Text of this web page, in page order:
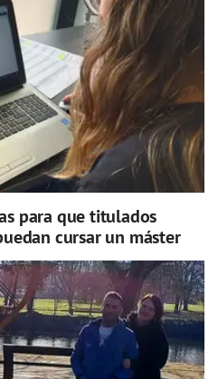
para que titulados
cursar un máster